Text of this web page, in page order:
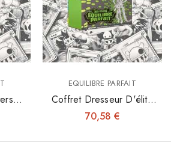
EQUILIBRE PARFAIT
Coffret Dresseur D'élite
ETB Equilibre Parfait -
70,58 €